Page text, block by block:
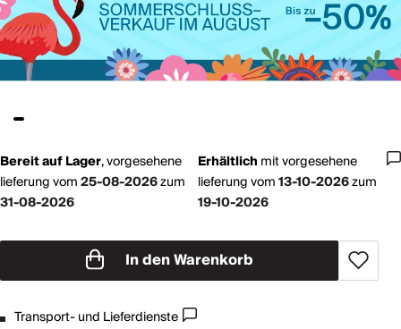
Bereit auf Lager,vorgesehene
lieferung vom25-08-2026zum
31-08-2026
Erhältlich mitvorgesehene
lieferung vom13-10-2026zum
19-10-2026
In den Warenkorb
Transport- und Lieferdienste